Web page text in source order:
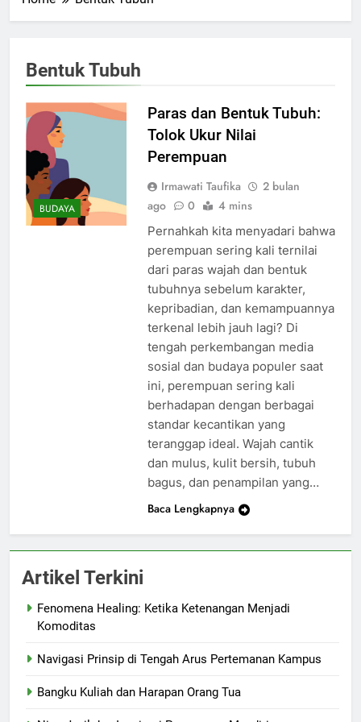
Bentuk Tubuh
BUDAYA
Paras dan Bentuk Tubuh:
Tolok Ukur Nilai
Perempuan
Irmawati Taufika
2 bulan
ago
0 4 mins
Pernahkah kita menyadari bahwa
perempuan sering kali ternilai
dari paras wajah dan bentuk
tubuhnya sebelum karakter,
kepribadian, dan kemampuannya
terkenal lebih jauh lagi? Di
tengah perkembangan media
sosial dan budaya populer saat
ini, perempuan sering kali
berhadapan dengan berbagai
standar kecantikan yang
teranggap ideal. Wajah cantik
dan mulus, kulit bersih, tubuh
bagus, dan penampilan yang…
Baca Lengkapnya
Artikel Terkini
Fenomena Healing: Ketika Ketenangan Menjadi
Komoditas
Navigasi Prinsip di Tengah Arus Pertemanan Kampus
Bangku Kuliah dan Harapan Orang Tua